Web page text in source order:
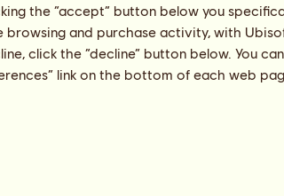
the “accept” button below you
and purchase activity, with
click the “decline” button below. You
link on the bottom of each web